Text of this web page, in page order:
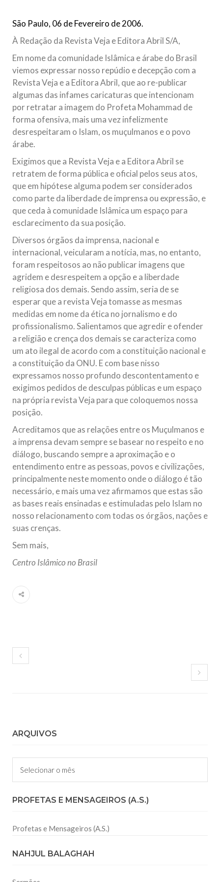
10 DE NOVEMBRO DE 2013
Falecimento do Imam Ali Ibn Al-Hussein
Em nome de Deus, o Clemente, o Misericordioso! Diante da
data em que relembramos o martírio do quarto Imam dos
(A.S.), conhecido por “Zein Al-Ábidin” (Formosura
NOTÍCIAS
3 DE JULHO DE 2014
Centro Islâmico no Brasil recebe o ex-
República Islâmica do Irã
Na noite da quinta-feira, 03 de Abril, o Centro Islâmico no
Brasil recebeu em sua sede, em São Paulo, o ex-ministro das
Relações Exteriores da República Islâmica do Irã, Sr. Kamal
Kharrazi, que encontra-se visitando
São Paulo, 06 de Fevereiro de 2006.
À Redação da Revista Veja e Editora Abril S/A,
Em nome da comunidade Islâmica e árabe do Brasil
viemos expressar nosso repúdio e decepção com a
Revista Veja e a Editora Abril, que ao re-publicar
algumas das infames caricaturas que intencionam
por retratar a imagem do Profeta Mohammad de
forma ofensiva, mais uma vez infelizmente
desrespeitaram o Islam, os muçulmanos e o povo
árabe.
Exigimos que a Revista Veja e a Editora Abril se
retratem de forma pública e oficial pelos seus atos,
que em hipótese alguma podem ser considerados
como parte da liberdade de imprensa ou expressão, e
que ceda à comunidade Islâmica um espaço para
esclarecimento da sua posição.
Diversos órgãos da imprensa, nacional e
internacional, veicularam a notícia, mas, no entanto,
foram respeitosos ao não publicar imagens que
agridem e desrespeitem a opção e a liberdade
religiosa dos demais. Sendo assim, seria de se
esperar que a revista Veja tomasse as mesmas
medidas em nome da ética no jornalismo e do
profissionalismo. Salientamos que agredir e ofender
a religião e crença dos demais se caracteriza como
um ato ilegal de acordo com a constituição nacional e
a constituição da ONU. E com base nisso
expressamos nosso profundo descontentamento e
exigimos pedidos de desculpas públicas e um espaço
na própria revista Veja para que coloquemos nossa
posição.
Acreditamos que as relações entre os Muçulmanos e
a imprensa devam sempre se basear no respeito e no
diálogo, buscando sempre a aproximação e o
entendimento entre as pessoas, povos e civilizações,
principalmente neste momento onde o diálogo é tão
necessário, e mais uma vez afirmamos que estas são
as bases reais ensinadas e estimuladas pelo Islam no
nosso relacionamento com todas os órgãos, nações e
suas crenças.
Sem mais,
Centro Islâmico no Brasil
ARQUIVOS
Arquivos
PROFETAS E MENSAGEIROS (A.S.)
Profetas e Mensageiros (A.S.)
NAHJUL BALAGHAH